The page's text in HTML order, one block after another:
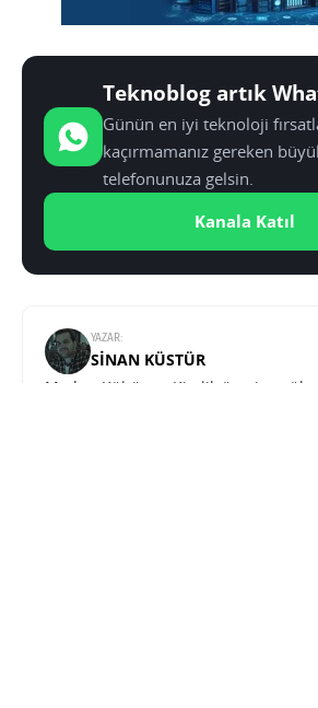
Teknoblog artık
Günün en iyi teknoloji
kaçırmamanız gereken
telefonunuza gelsin.
Kanala Katıl
YAZAR:
SINAN KÜSTÜR
Medya, Kültür ve Kimlik üzerine